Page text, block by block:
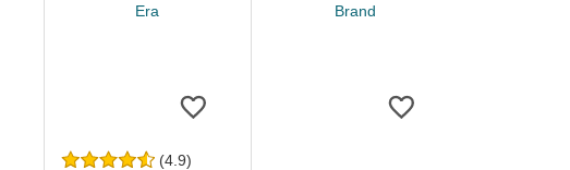
(4.9)